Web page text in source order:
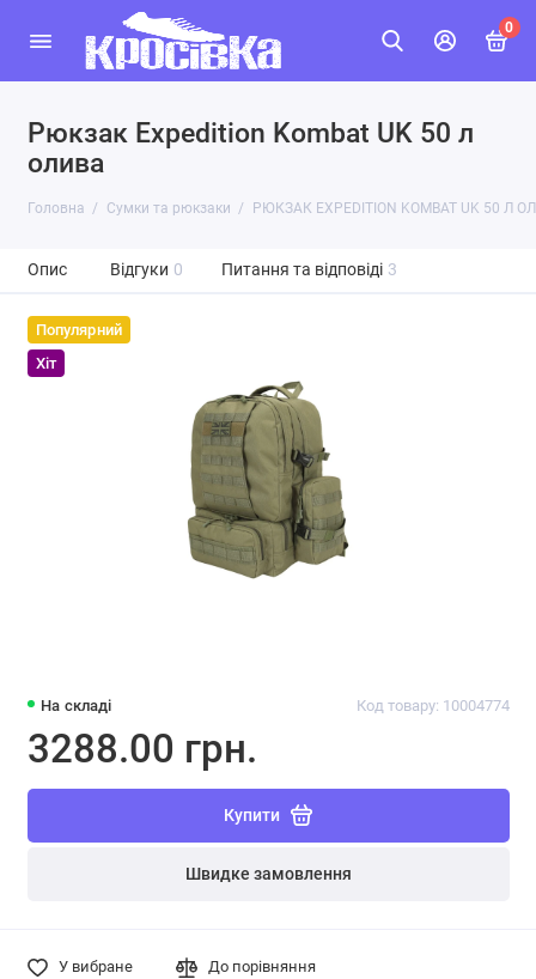
0
Рюкзак Expedition Kombat UK 50 л
олива
Головна Сумки та рюкзаки РЮКЗАК EXPEDITION KOMBAT UK 50 Л
Опис Відгуки 0 Питання та відповіді 3
Популярний
Хіт
На складі Код товару: 10004774
3288.00 грн.
Купити
Швидке замовлення
У вибране До порівняння